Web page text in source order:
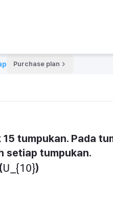
Purchase plan
tumpukan. Pada
setiap tumpukan.
​U_{10}​)